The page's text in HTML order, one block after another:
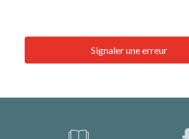
Signaler une erreur